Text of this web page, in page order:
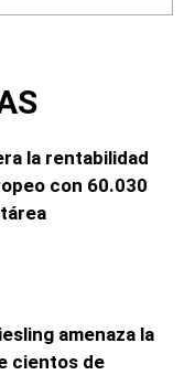
la rentabilidad
con 60.030
amenaza la
cientos de